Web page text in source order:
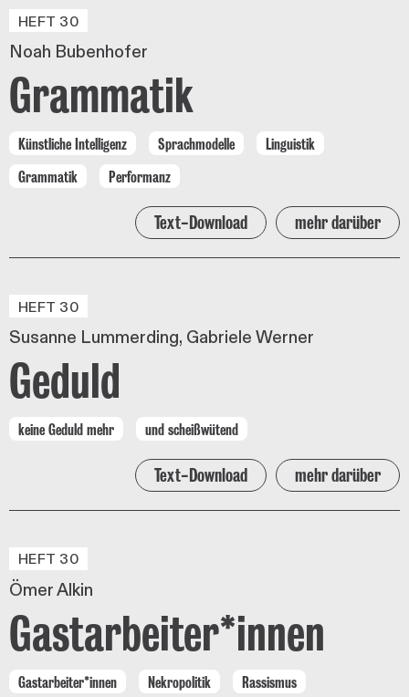
HEFT 30
Noah Bubenhofer
Grammatik
Künstliche Intelligenz Sprachmodelle
Linguistik
Grammatik
Performanz
Text-Download mehr darüber
HEFT 30
Susanne Lummerding Gabriele Werner
Geduld
keine Geduld mehr und scheißwütend
Text-Download mehr darüber
HEFT 30
Ömer Alkin
Gastarbeiter*innen
Gastarbeiter*innen Nekropolitik Rassismus